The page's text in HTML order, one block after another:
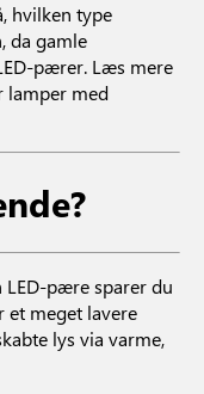
hvilken type
da gamle
pærer. Læs mere
lamper med
pære sparer du
et meget lavere
lys via varme,